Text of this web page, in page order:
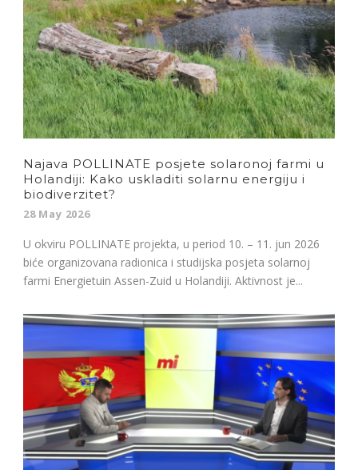
Najava POLLINATE posjete solaronoj farmi u
Holandiji: Kako uskladiti solarnu energiju i
biodiverzitet?
28 May 2026
U okviru POLLINATE projekta, u period 10. – 11. jun 2026
biće organizovana radionica i studijska posjeta solarnoj
farmi Energietuin Assen-Zuid u Holandiji. Aktivnost je...